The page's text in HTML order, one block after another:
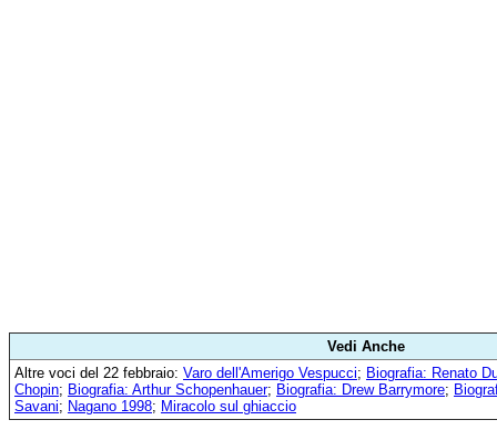
Vedi Anche
Altre voci del 22 febbraio: Varo dell'Amerigo Vespucci; Biografia: Renato
Chopin; Biografia: Arthur Schopenhauer; Biografia: Drew Barrymore;
Savani; Nagano 1998; Miracolo sul ghiaccio